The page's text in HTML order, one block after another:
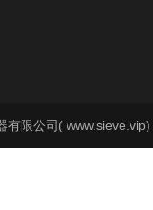
有限公司(